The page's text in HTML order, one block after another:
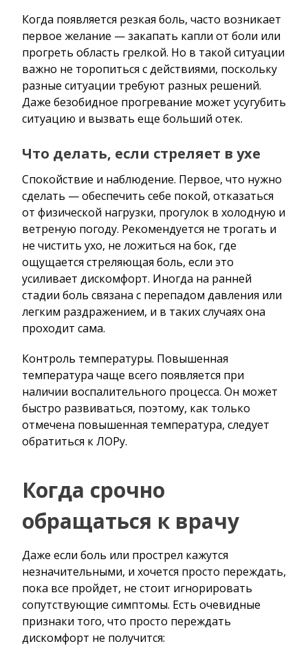
Когда появляется резкая боль, часто возникает
первое желание — закапать капли от боли или
прогреть область грелкой. Но в такой ситуации
важно не торопиться с действиями, поскольку
разные ситуации требуют разных решений.
Даже безобидное прогревание может усугубить
ситуацию и вызвать еще больший отек.
Что делать, если стреляет в ухе
Спокойствие и наблюдение. Первое, что нужно
сделать — обеспечить себе покой, отказаться
от физической нагрузки, прогулок в холодную и
ветреную погоду. Рекомендуется не трогать и
не чистить ухо, не ложиться на бок, где
ощущается стреляющая боль, если это
усиливает дискомфорт. Иногда на ранней
стадии боль связана с перепадом давления или
легким раздражением, и в таких случаях она
проходит сама.
Контроль температуры. Повышенная
температура чаще всего появляется при
наличии воспалительного процесса. Он может
быстро развиваться, поэтому, как только
отмечена повышенная температура, следует
обратиться к ЛОРу.
Когда срочно
обращаться к врачу
Даже если боль или прострел кажутся
незначительными, и хочется просто переждать,
пока все пройдет, не стоит игнорировать
сопутствующие симптомы. Есть очевидные
признаки того, что просто переждать
дискомфорт не получится: